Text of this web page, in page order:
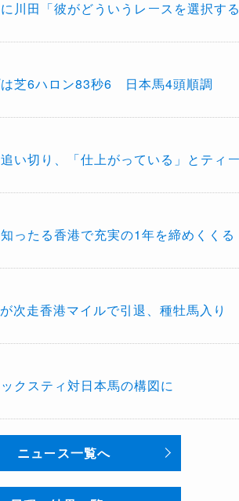
川田「彼がどういうレースを選択する
は芝6ハロン83秒6 日本馬4頭順調
い切り、「仕上がっている」とティ
ったる香港で充実の1年を締めくくる
次走香港マイルで引退、種牡馬入り
クスティ対日本馬の構図に
ニュース一覧へ